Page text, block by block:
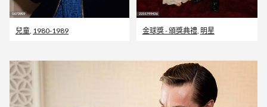
兒童, 1980-1989 金球獎 - 頒獎典禮, 明星